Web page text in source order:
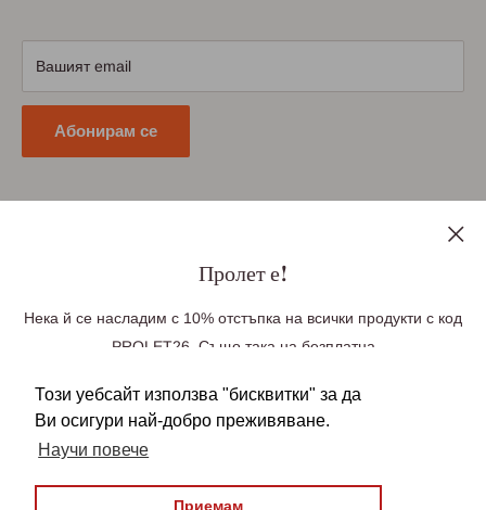
Този уебсайт използва "бисквитки" за да
Ви осигури най-добро преживяване.
Научи повече
Приемам
Пролет е!
Нека й се насладим с 10% отстъпка на всички продукти с код
PROLET26. Също така на безплатна
над £100, Германия при поръчка над £85(99
Euro), Европа при поръчка над £140 (163 Euro).
Безплатната доставка се прилага
автоматично във вашата количка. Над
Вашият email
Абонирам се